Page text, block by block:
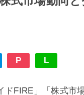
P L
FIRE」「株式市